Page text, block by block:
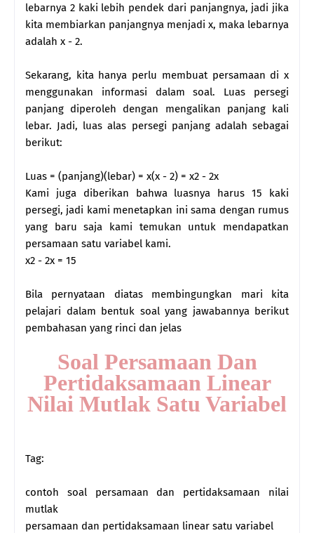
lebarnya 2 kaki lebih pendek dari panjangnya, jadi jika
kita membiarkan panjangnya menjadi x, maka lebarnya
adalah x - 2.
Sekarang, kita hanya perlu membuat persamaan di x
menggunakan informasi dalam soal. Luas persegi
panjang diperoleh dengan mengalikan panjang kali
lebar. Jadi, luas alas persegi panjang adalah sebagai
berikut:
Luas = (panjang)(lebar) = x(x - 2) = x2 - 2x
Kami juga diberikan bahwa luasnya harus 15 kaki
persegi, jadi kami menetapkan ini sama dengan rumus
yang baru saja kami temukan untuk mendapatkan
persamaan satu variabel kami.
x2 - 2x = 15
Bila pernyataan diatas membingungkan mari kita
pelajari dalam bentuk soal yang jawabannya berikut
pembahasan yang rinci dan jelas
Soal Persamaan Dan
Pertidaksamaan Linear
Nilai Mutlak Satu Variabel
Tag:
contoh soal persamaan dan pertidaksamaan nilai
mutlak
persamaan dan pertidaksamaan linear satu variabel